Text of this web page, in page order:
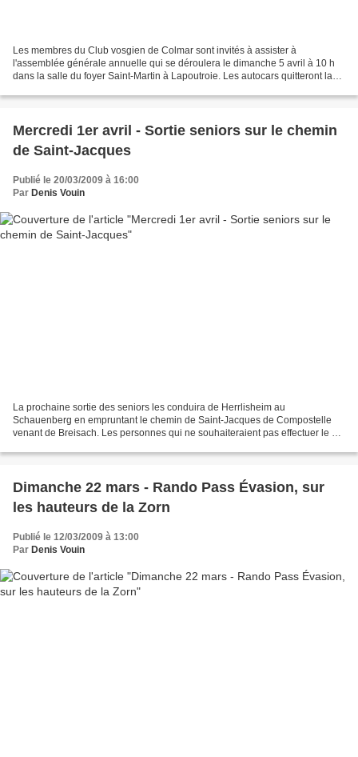
Les membres du Club vosgien de Colmar sont invités à assister à
l'assemblée générale annuelle qui se déroulera le dimanche 5 avril à 10 h
dans la salle du foyer Saint-Martin à Lapoutroie. Les autocars quitteront la
Mercredi 1er avril - Sortie seniors sur le chemin
de Saint-Jacques
Publié le 20/03/2009 à 16:00
Par Denis Vouin
La prochaine sortie des seniors les conduira de Herrlisheim au
Schauenberg en empruntant le chemin de Saint-Jacques de Compostelle
venant de Breisach. Les personnes qui ne souhaiteraient pas effectuer le dé
Dimanche 22 mars - Rando Pass Évasion, sur
les hauteurs de la Zorn
Publié le 12/03/2009 à 13:00
Par Denis Vouin